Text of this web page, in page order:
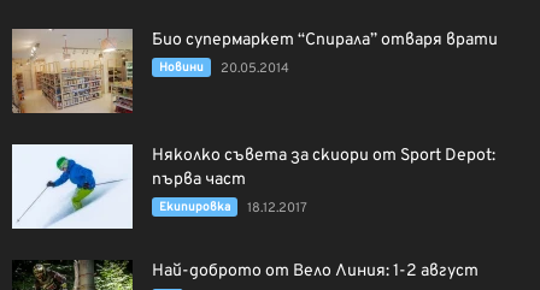
Био супермаркет “Спирала” отваря врати
Новини 20.05.2014
Няколко съвета за скиори от Sport Depot:
първа част
Екипировка 18.12.2017
Най-доброто от Вело Линия: 1-2 август